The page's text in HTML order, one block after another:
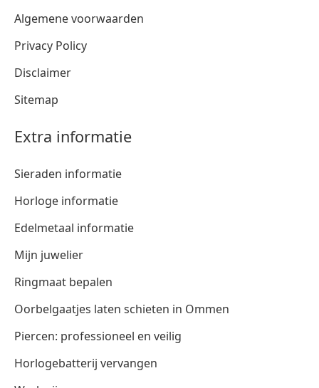
Algemene voorwaarden
Privacy Policy
Disclaimer
Sitemap
Extra informatie
Sieraden informatie
Horloge informatie
Edelmetaal informatie
Mijn juwelier
Ringmaat bepalen
Oorbelgaatjes laten schieten in Ommen
Piercen: professioneel en veilig
Horlogebatterij vervangen